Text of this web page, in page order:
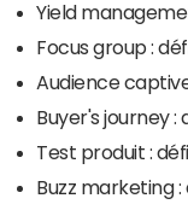
Yield
Focus group :
Audience
Buyer's journey
Test produit :
Buzz marketing